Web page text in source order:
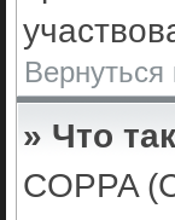
Вернуться
» Что
COPPA